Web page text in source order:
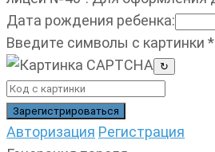
Дата рождения ребенка:
Введите символы с картинки *
↻
Авторизация Регистрация